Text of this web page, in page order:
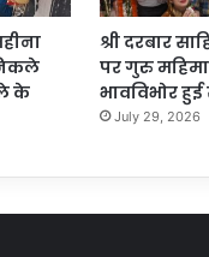
के
श्री दरबार
पर गुरु
भावविभोर
July 29, 2026